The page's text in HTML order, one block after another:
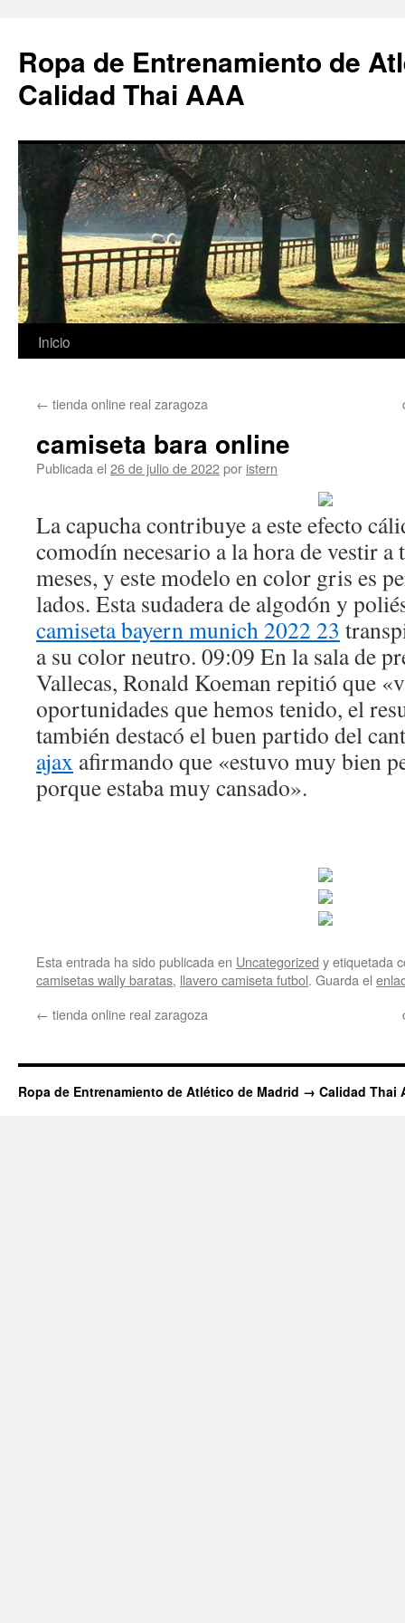
Ropa de Entrenamiento de
Calidad Thai AAA
Saltar
contenido
Inicio
← tienda online real zaragoza
camiseta bara online
Publicada el 26 de julio de 2022por istern
La capucha contribuye a este efecto
comodín necesario a la hora de vestir a
meses, y este modelo en color gris es
lados. Esta sudadera de algodón y
camiseta bayern munich 2022 23
a su color neutro. 09:09 En la sala de
Vallecas, Ronald Koeman repitió que
oportunidades que hemos tenido, el
también destacó el buen partido del
ajax afirmando que «estuvo muy bien
porque estaba muy cansado».
Esta entrada ha sido publicada en Uncategorized y etiquetada
camisetas wally baratas, llavero camiseta futbol. Guarda el
← tienda online real zaragoza
Ropa de Entrenamiento de Atlético de Madrid → Calidad Thai